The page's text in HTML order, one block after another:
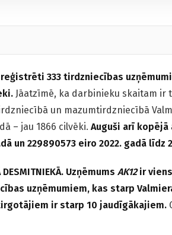
333 tirdzniecības
Jāatzīmē, ka darbinieku skaitam ir
un mazumtirdzniecībā
– jau 1866 cilvēki. Auguši arī
un 229890573 eiro 2022. gadā līdz
DESMITNIEKĀ. Uzņēmums AK12ir
uzņēmumiem, kas starp
ir starp 10 jaudīgākajiem.